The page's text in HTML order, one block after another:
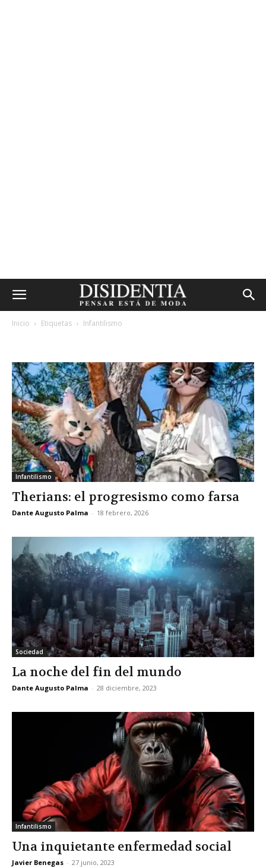
Inicio Etiquetas Infantilismo
Infantilismo
Therians: el progresismo como farsa
Dante Augusto Palma - 18 febrero, 2026
Sociedad
La noche del fin del mundo
Dante Augusto Palma - 28 diciembre, 2023
Infantilismo
Una inquietante enfermedad social
Javier Benegas - 27 junio, 2023